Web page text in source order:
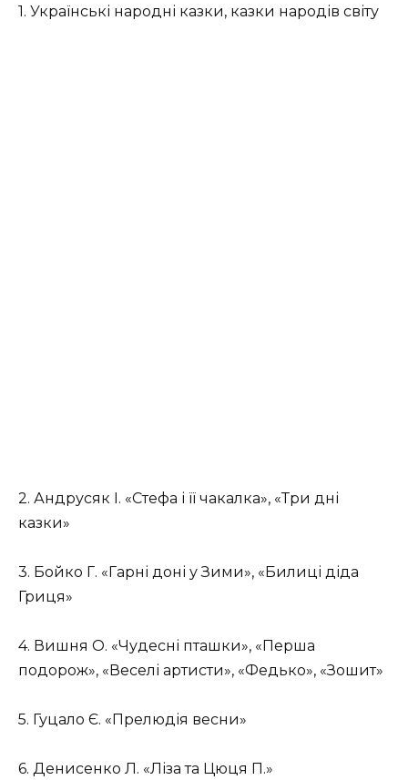
1. Українські народні казки, казки народів світу
2. Андрусяк І. «Стефа і її чакалка», «Три дні
казки»
3. Бойко Г. «Гарні доні у Зими», «Билиці діда
Гриця»
4. Вишня О. «Чудесні пташки», «Перша
подорож», «Веселі артисти», «Федько», «Зошит»
5. Гуцало Є. «Прелюдія весни»
6. Денисенко Л. «Ліза та Цюця П.»